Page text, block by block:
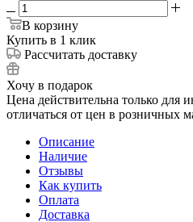
В корзину
Купить в 1 клик
Рассчитать доставку
Хочу в подарок
Цена действительна только для
отличаться от цен в розничных
Описание
Наличие
Отзывы
Как купить
Оплата
Доставка